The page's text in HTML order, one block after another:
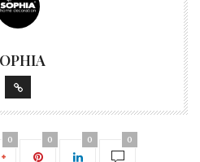
0 0 0 0